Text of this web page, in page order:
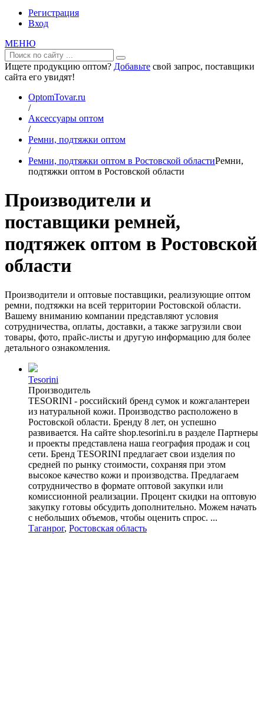
Регистрация
Вход
МЕНЮ
Ищете продукцию оптом? Добавьте свой запрос, поставщики
сайта его увидят!
OptomTovar.ru
/
Аксессуары оптом
/
Ремни, подтяжки оптом
/
Ремни, подтяжки оптом в Ростовской областиРемни,
подтяжки оптом в Ростовской области
Производители и
поставщики ремней,
подтяжек оптом в Ростовской
области
Производители и оптовые поставщики, реализующие оптом
ремни, подтяжки на всей территории Ростовской области.
Вашему вниманию компании представляют условия
сотрудничества, оплаты, доставки, а также загрузили свои
товары, фото, прайс-листы и другую информацию для более
детального ознакомления.
Tesorini
Производитель
TESORINI - российский бренд сумок и кожгалантереи
из натуральной кожи. Производство расположено в
Ростовской области. Бренду 8 лет, он успешно
развивается. На сайте shop.tesorini.ru в разделе Партнеры
и проекты представлена наша география продаж и соц
сети. Бренд TESORINI предлагает свои изделия по
средней по рынку стоимости, сохраняя при этом
высокое качество кожи и производства. Предлагаем
сотрудничество в формате оптовой закупки или
комиссионной реализации. Процент скидки на оптовую
закупку готовы обсудить дополнительно. Можем начать
с небольших объемов, чтобы оценить спрос. ...
Таганрог, Ростовская область